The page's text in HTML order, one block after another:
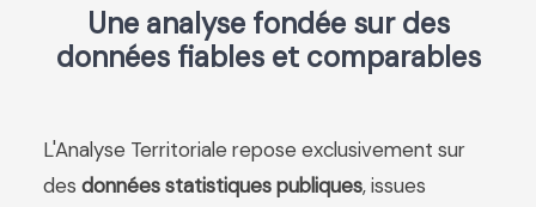
Une analyse fondée sur des
données fiables et comparables
L'Analyse Territoriale repose exclusivement sur
des données statistiques publiques, issues